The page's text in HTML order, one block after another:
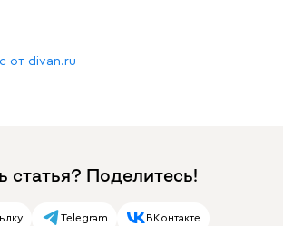
от divan.ru
статья? Поделитесь!
Telegram ВКонтакте